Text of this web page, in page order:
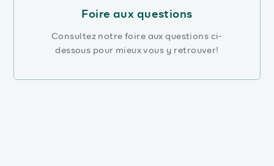
Foire aux questions
Consultez notre foire aux questions ci-
dessous pour mieux vous y retrouver!